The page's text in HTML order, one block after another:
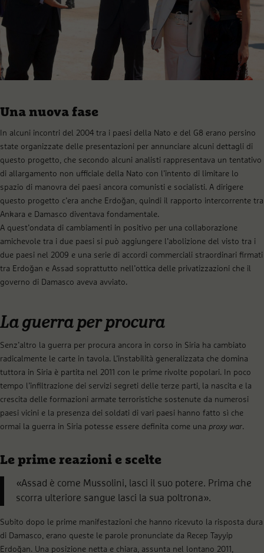
Una nuova fase
In alcuni incontri del 2004 tra i paesi della Nato e del G8 erano persino
state organizzate delle presentazioni per annunciare alcuni dettagli di
questo progetto, che secondo alcuni analisti rappresentava un tentativo
di allargamento non ufficiale della Nato con l’intento di limitare lo
spazio di manovra dei paesi ancora comunisti e socialisti. A dirigere
questo progetto c’era anche Erdoğan, quindi il rapporto intercorrente tra
Ankara e Damasco diventava fondamentale.
A quest’ondata di cambiamenti in positivo per una collaborazione
amichevole tra i due paesi si può aggiungere l’abolizione del visto tra i
due paesi nel 2009 e una serie di accordi commerciali straordinari firmati
tra Erdoğan e Assad soprattutto nell’ottica delle privatizzazioni che il
governo di Damasco aveva avviato.
La guerra per procura
Senz’altro la guerra per procura ancora in corso in Siria ha cambiato
radicalmente le carte in tavola. L’instabilità generalizzata che domina
tuttora in Siria è partita nel 2011 con le prime rivolte popolari. In poco
tempo l’infiltrazione dei servizi segreti delle terze parti, la nascita e la
crescita delle formazioni armate terroristiche sostenute da numerosi
paesi vicini e la presenza dei soldati di vari paesi hanno fatto sì che
ormai la guerra in Siria potesse essere definita come una proxy war.
Le prime reazioni e scelte
«Assad è come Mussolini, lasci il suo potere. Prima che
scorra ulteriore sangue lasci la sua poltrona».
Subito dopo le prime manifestazioni che hanno ricevuto la risposta dura
di Damasco, erano queste le parole pronunciate da Recep Tayyip
Erdoğan. Una posizione netta e chiara, assunta nel lontano 2011,